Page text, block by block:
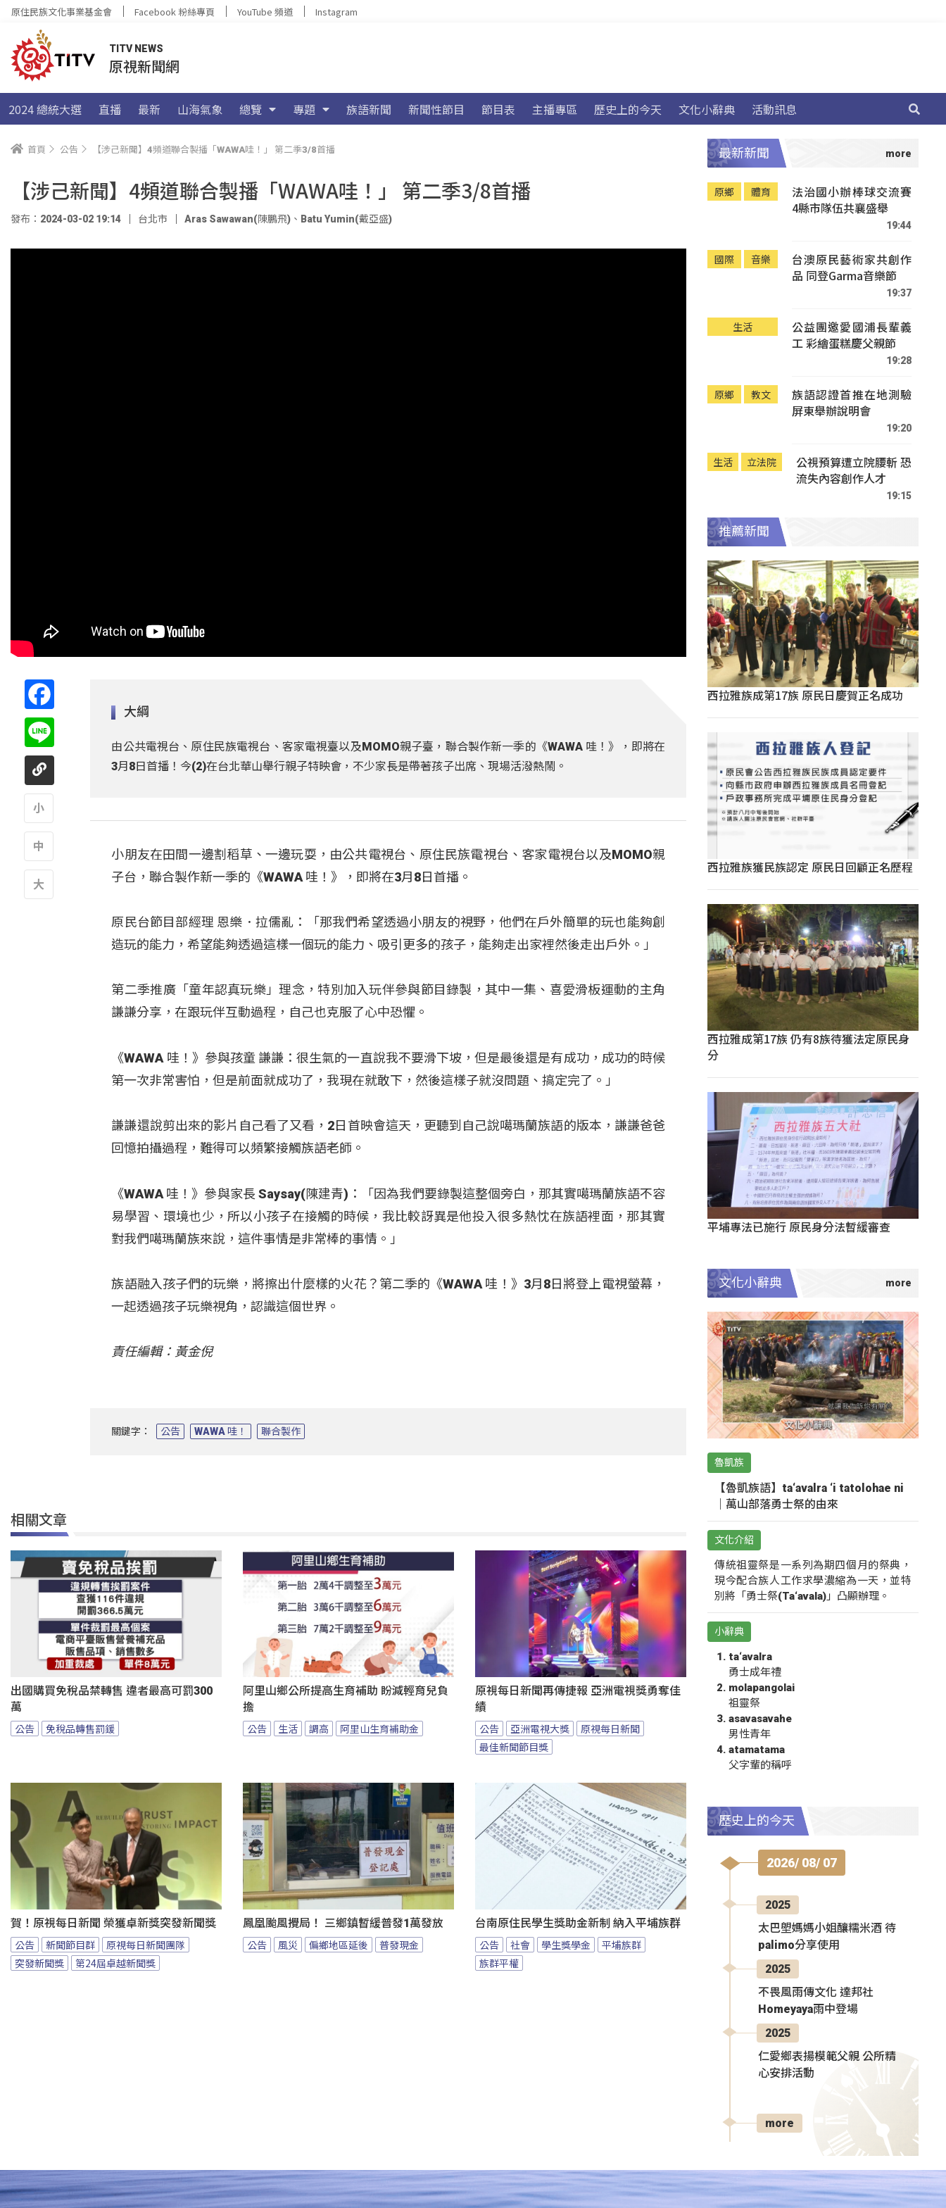
原住民族文化事業基金會 Facebook 粉絲專頁 YouTube 頻道 Instagram
TITV NEWS
原視新聞網
2024 總統大選 直播 最新 山海氣象 總覽 專題 族語新聞 新聞性節目 節目表 主播專區 歷史上的今天 文化小辭典 活動訊息
首頁 公告 【涉己新聞】4頻道聯合製播「WAWA哇！」 第二季3/8首播
【涉己新聞】4頻道聯合製播「WAWA哇！」 第二季3/8首播
發布：2024-03-02 19:14 台北市 Aras Sawawan(陳鵬飛) 、 Batu Yumin(戴亞盛)
大綱
由公共電視台、原住民族電視台、客家電視臺以及MOMO親子臺，聯合製作新一季的《WAWA 哇！》，即將在
3月8日首播！今(2)在台北華山舉行親子特映會，不少家長是帶著孩子出席、現場活潑熱鬧。
小朋友在田間一邊割稻草、一邊玩耍，由公共電視台、原住民族電視台、客家電視台以及MOMO親
子台，聯合製作新一季的《WAWA 哇！》，即將在3月8日首播。
原民台節目部經理 恩樂．拉儒亂：「那我們希望透過小朋友的視野，他們在戶外簡單的玩也能夠創
造玩的能力，希望能夠透過這樣一個玩的能力、吸引更多的孩子，能夠走出家裡然後走出戶外。」
第二季推廣「童年認真玩樂」理念，特別加入玩伴參與節目錄製，其中一集、喜愛滑板運動的主角
謙謙分享，在跟玩伴互動過程，自己也克服了心中恐懼。
《WAWA 哇！》參與孩童 謙謙：很生氣的一直說我不要滑下坡，但是最後還是有成功，成功的時候
第一次非常害怕，但是前面就成功了，我現在就敢下，然後這樣子就沒問題、搞定完了。」
謙謙還說剪出來的影片自己看了又看，2日首映會這天，更聽到自己說噶瑪蘭族語的版本，謙謙爸爸
回憶拍攝過程，難得可以頻繁接觸族語老師。
《WAWA 哇！》參與家長 Saysay(陳建青)：「因為我們要錄製這整個旁白，那其實噶瑪蘭族語不容
易學習、環境也少，所以小孩子在接觸的時候，我比較訝異是他投入很多熱忱在族語裡面，那其實
對我們噶瑪蘭族來說，這件事情是非常棒的事情。」
族語融入孩子們的玩樂，將擦出什麼樣的火花？第二季的《WAWA 哇！》3月8日將登上電視螢幕，
一起透過孩子玩樂視角，認識這個世界。
責任編輯：黃金倪
關鍵字： 公告 WAWA 哇！ 聯合製作
相關文章
出國購買免稅品禁轉售 違者最高可罰300
萬
公告 免稅品轉售罰鍰
阿里山鄉公所提高生育補助 盼減輕育兒負
擔
公告 生活 調高 阿里山生育補助金
原視每日新聞再傳捷報 亞洲電視獎勇奪佳
績
公告 亞洲電視大獎
原視每日新聞
最佳新聞節目獎
賀！原視每日新聞 榮獲卓新獎突發新聞獎
公告 新聞節目群
原視每日新聞團隊
突發新聞獎
第24屆卓越新聞獎
鳳凰颱風攪局！ 三鄉鎮暫緩普發1萬發放
公告 風災 偏鄉地區延後 普發現金
台南原住民學生獎助金新制 納入平埔族群
公告 社會 學生獎學金
平埔族群
族群平權
最新新聞
原鄉 體育
法治國小辦棒球交流賽
4縣市隊伍共襄盛舉
19:44
國際 音樂
台澳原民藝術家共創作
品 同登Garma音樂節
19:37
生活
公益團邀愛國浦長輩義
工 彩繪蛋糕慶父親節
19:28
原鄉 教文
族語認證首推在地測驗
屏東舉辦說明會
19:20
生活 立法院
公視預算遭立院腰斬 恐
流失內容創作人才
19:15
推薦新聞
西拉雅族成第17族 原民日慶賀正名成功
西拉雅族獲民族認定 原民日回顧正名歷程
西拉雅成第17族 仍有8族待獲法定原民身
分
平埔專法已施行 原民身分法暫緩審查
文化小辭典
魯凱族
【魯凱族語】ta‘avalra ‘i tatolohae ni
｜萬山部落勇士祭的由來
文化介紹
傳統祖靈祭是一系列為期四個月的祭典，
現今配合族人工作求學濃縮為一天，並特
別將「勇士祭(Ta‘avala)」凸顯辦理。
小辭典
ta‘avalra
勇士成年禮
molapangolai
祖靈祭
asavasavahe
男性青年
atamatama
父字輩的稱呼
歷史上的今天
2026/ 08/ 07
2025
太巴塱媽媽小姐釀糯米酒 待
palimo分享使用
2025
不畏風雨傳文化 達邦社
Homeyaya雨中登場
2025
仁愛鄉表揚模範父親 公所精
心安排活動
more